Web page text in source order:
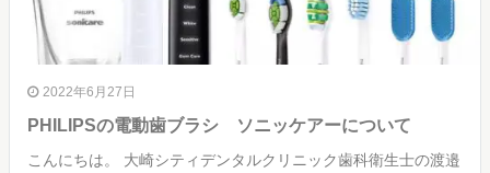
2022年6月27日
PHILIPSの電動歯ブラシ ソニッケアーについて
こんにちは。 大崎シティデンタルクリニック歯科衛生士の渡邉